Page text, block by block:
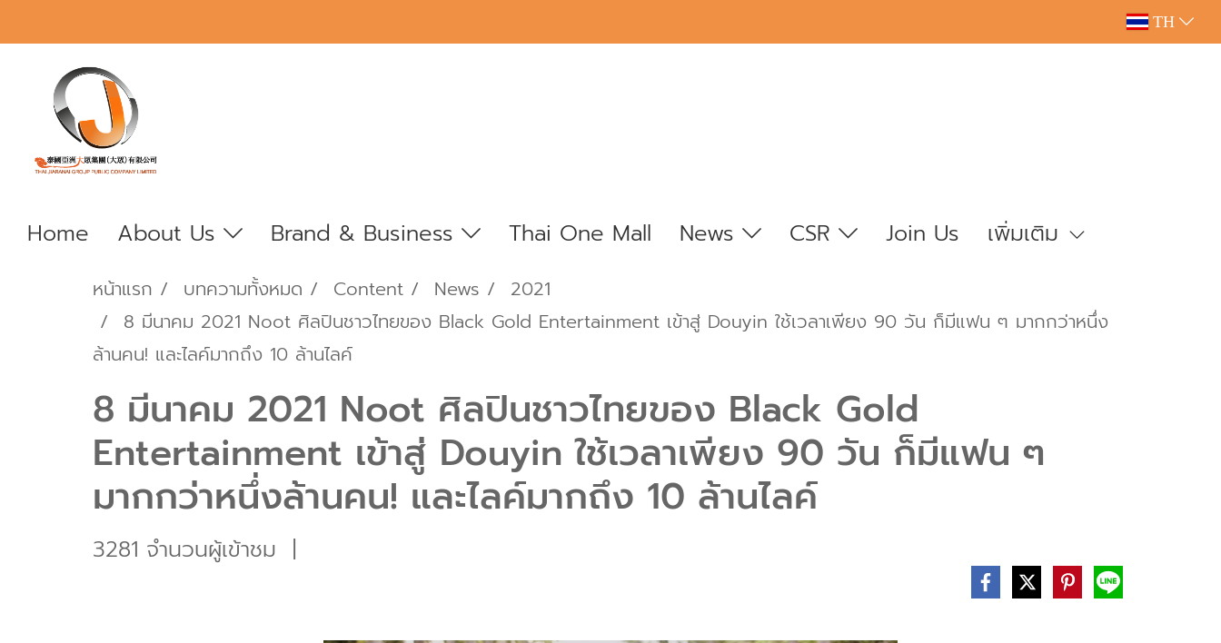
TH
Home About Us Brand & Business Thai One Mall News CSR Join Us เพิ่มเติม
หน้าแรก บทความทั้งหมด Content News
2021
8 มีนาคม 2021 Noot ศิลปินชาวไทยของ Black Gold Entertainment เข้าสู่ Douyin ใช้เวลาเพียง 90 วัน ก็มีแฟน ๆ มากกว่าหนึ่ง
ล้านคน! และไลค์มากถึง 10 ล้านไลค์
8 มีนาคม 2021 Noot ศิลปินชาวไทยของ Black Gold
Entertainment เข้าสู่ Douyin ใช้เวลาเพียง 90 วัน ก็มีแฟน ๆ
มากกว่าหนึ่งล้านคน! และไลค์มากถึง 10 ล้านไลค์
3281 จำนวนผู้เข้าชม |